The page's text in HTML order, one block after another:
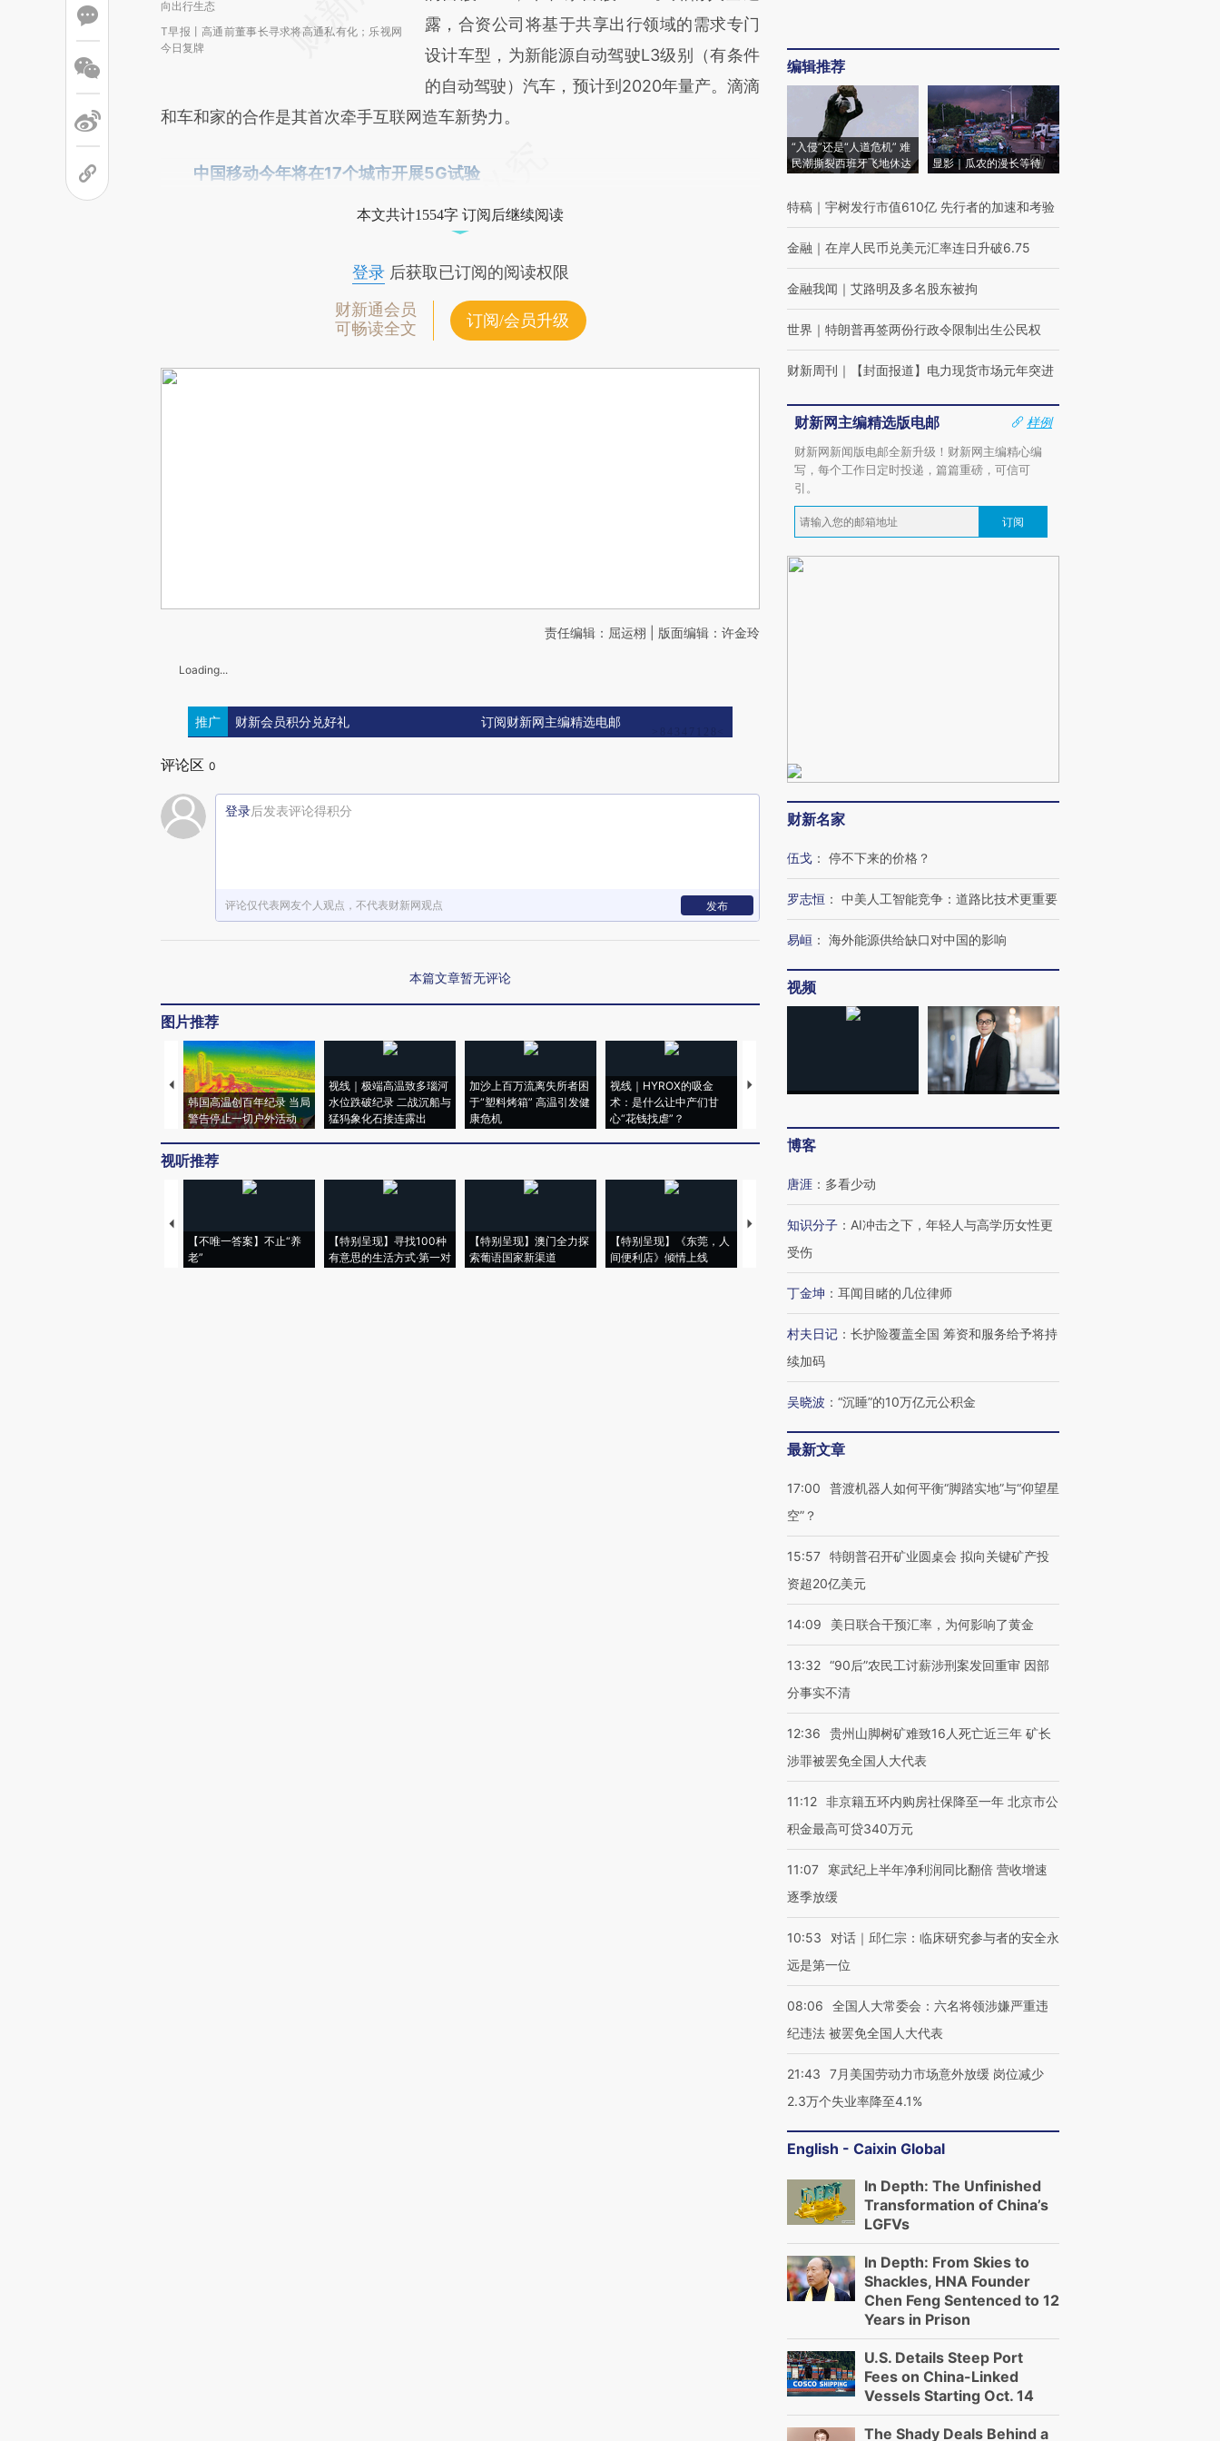
向出行生态
T早报丨高通前董事长寻求将高通私有化；乐视网
今日复牌
露，合资公司将基于共享出行领域的需求专门
设计车型，为新能源自动驾驶L3级别（有条件
的自动驾驶）汽车，预计到2020年量产。滴滴
和车和家的合作是其首次牵手互联网造车新势力。
中国移动今年将在17个城市开展5G试验
本文共计1554字 订阅后继续阅读
登录后获取已订阅的阅读权限
财新通会员
可畅读全文
订阅/会员升级
责任编辑：屈运栩 | 版面编辑：许金玲
Loading...
推广 财新会员积分兑好礼 订阅财新网主编精选电邮
评论区 0
登录后发表评论得积分
评论仅代表网友个人观点，不代表财新网观点 发布
本篇文章暂无评论
图片推荐
韩国高温创百年纪录 当局
警告停止一切户外活动
视线｜极端高温致多瑙河
水位跌破纪录 二战沉船与
猛犸象化石接连露出
加沙上百万流离失所者困
于“塑料烤箱” 高温引发健
康危机
视线｜HYROX的吸金
术：是什么让中产们甘
心“花钱找虐”？
马航飞行员跨国走私7万
视线｜被称为“蟑螂”的印
视线｜“入侵”还是“人道危
视听推荐
【不唯一答案】不止“养
老”
【特别呈现】寻找100种
有意思的生活方式·第一对
【特别呈现】澳门全力探
索葡语国家新渠道
【特别呈现】《东莞，人
间便利店》倾情上线
【推广】走进第四届链博
【商旅对话】华住集团
编辑推荐
“入侵”还是“人道危机” 难
民潮撕裂西班牙飞地休达
显影｜瓜农的漫长等待
特稿 ｜ 宇树发行市值610亿 先行者的加速和考验
金融 ｜ 在岸人民币兑美元汇率连日升破6.75
金融我闻 ｜ 艾路明及多名股东被拘
世界 ｜ 特朗普再签两份行政令限制出生公民权
财新周刊 ｜ 【封面报道】电力现货市场元年突进
财新网主编精选版电邮
样例
财新网新闻版电邮全新升级！财新网主编精心编
写，每个工作日定时投递，篇篇重磅，可信可
引。
订阅
财新名家
伍戈 ： 停不下来的价格？
罗志恒 ： 中美人工智能竞争：道路比技术更重要
易峘 ： 海外能源供给缺口对中国的影响
视频
博客
唐涯 ： 多看少动
知识分子 ： AI冲击之下，年轻人与高学历女性更
受伤
丁金坤 ： 耳闻目睹的几位律师
村夫日记 ： 长护险覆盖全国 筹资和服务给予将持
续加码
吴晓波 ： “沉睡”的10万亿元公积金
最新文章
17:00
普渡机器人如何平衡“脚踏实地”与“仰望星
空”？
15:57 特朗普召开矿业圆桌会 拟向关键矿产投
资超20亿美元
14:09 美日联合干预汇率，为何影响了黄金
13:32 “90后”农民工讨薪涉刑案发回重审 因部
分事实不清
12:36
贵州山脚树矿难致16人死亡近三年 矿长
涉罪被罢免全国人大代表
11:12 非京籍五环内购房社保降至一年 北京市公
积金最高可贷340万元
11:07
寒武纪上半年净利润同比翻倍 营收增速
逐季放缓
10:53
对话｜邱仁宗：临床研究参与者的安全永
远是第一位
08:06
全国人大常委会：六名将领涉嫌严重违
纪违法 被罢免全国人大代表
21:43
7月美国劳动力市场意外放缓 岗位减少
2.3万个失业率降至4.1%
English - Caixin Global
In Depth: The Unfinished
Transformation of China’s
LGFVs
In Depth: From Skies to
Shackles, HNA Founder
Chen Feng Sentenced to 12
Years in Prison
U.S. Details Steep Port
Fees on China-Linked
Vessels Starting Oct. 14
The Shady Deals Behind a